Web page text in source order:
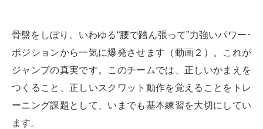
骨盤をしぼり、いわゆる“腰で踏ん張って”力強いパワー･
ポジションから一気に爆発させます（動画２）。これが
ジャンプの真実です。このチームでは、正しいかまえを
つくること、正しいスクワット動作を覚えることをトレ
ーニング課題として、いまでも基本練習を大切にしてい
ます。